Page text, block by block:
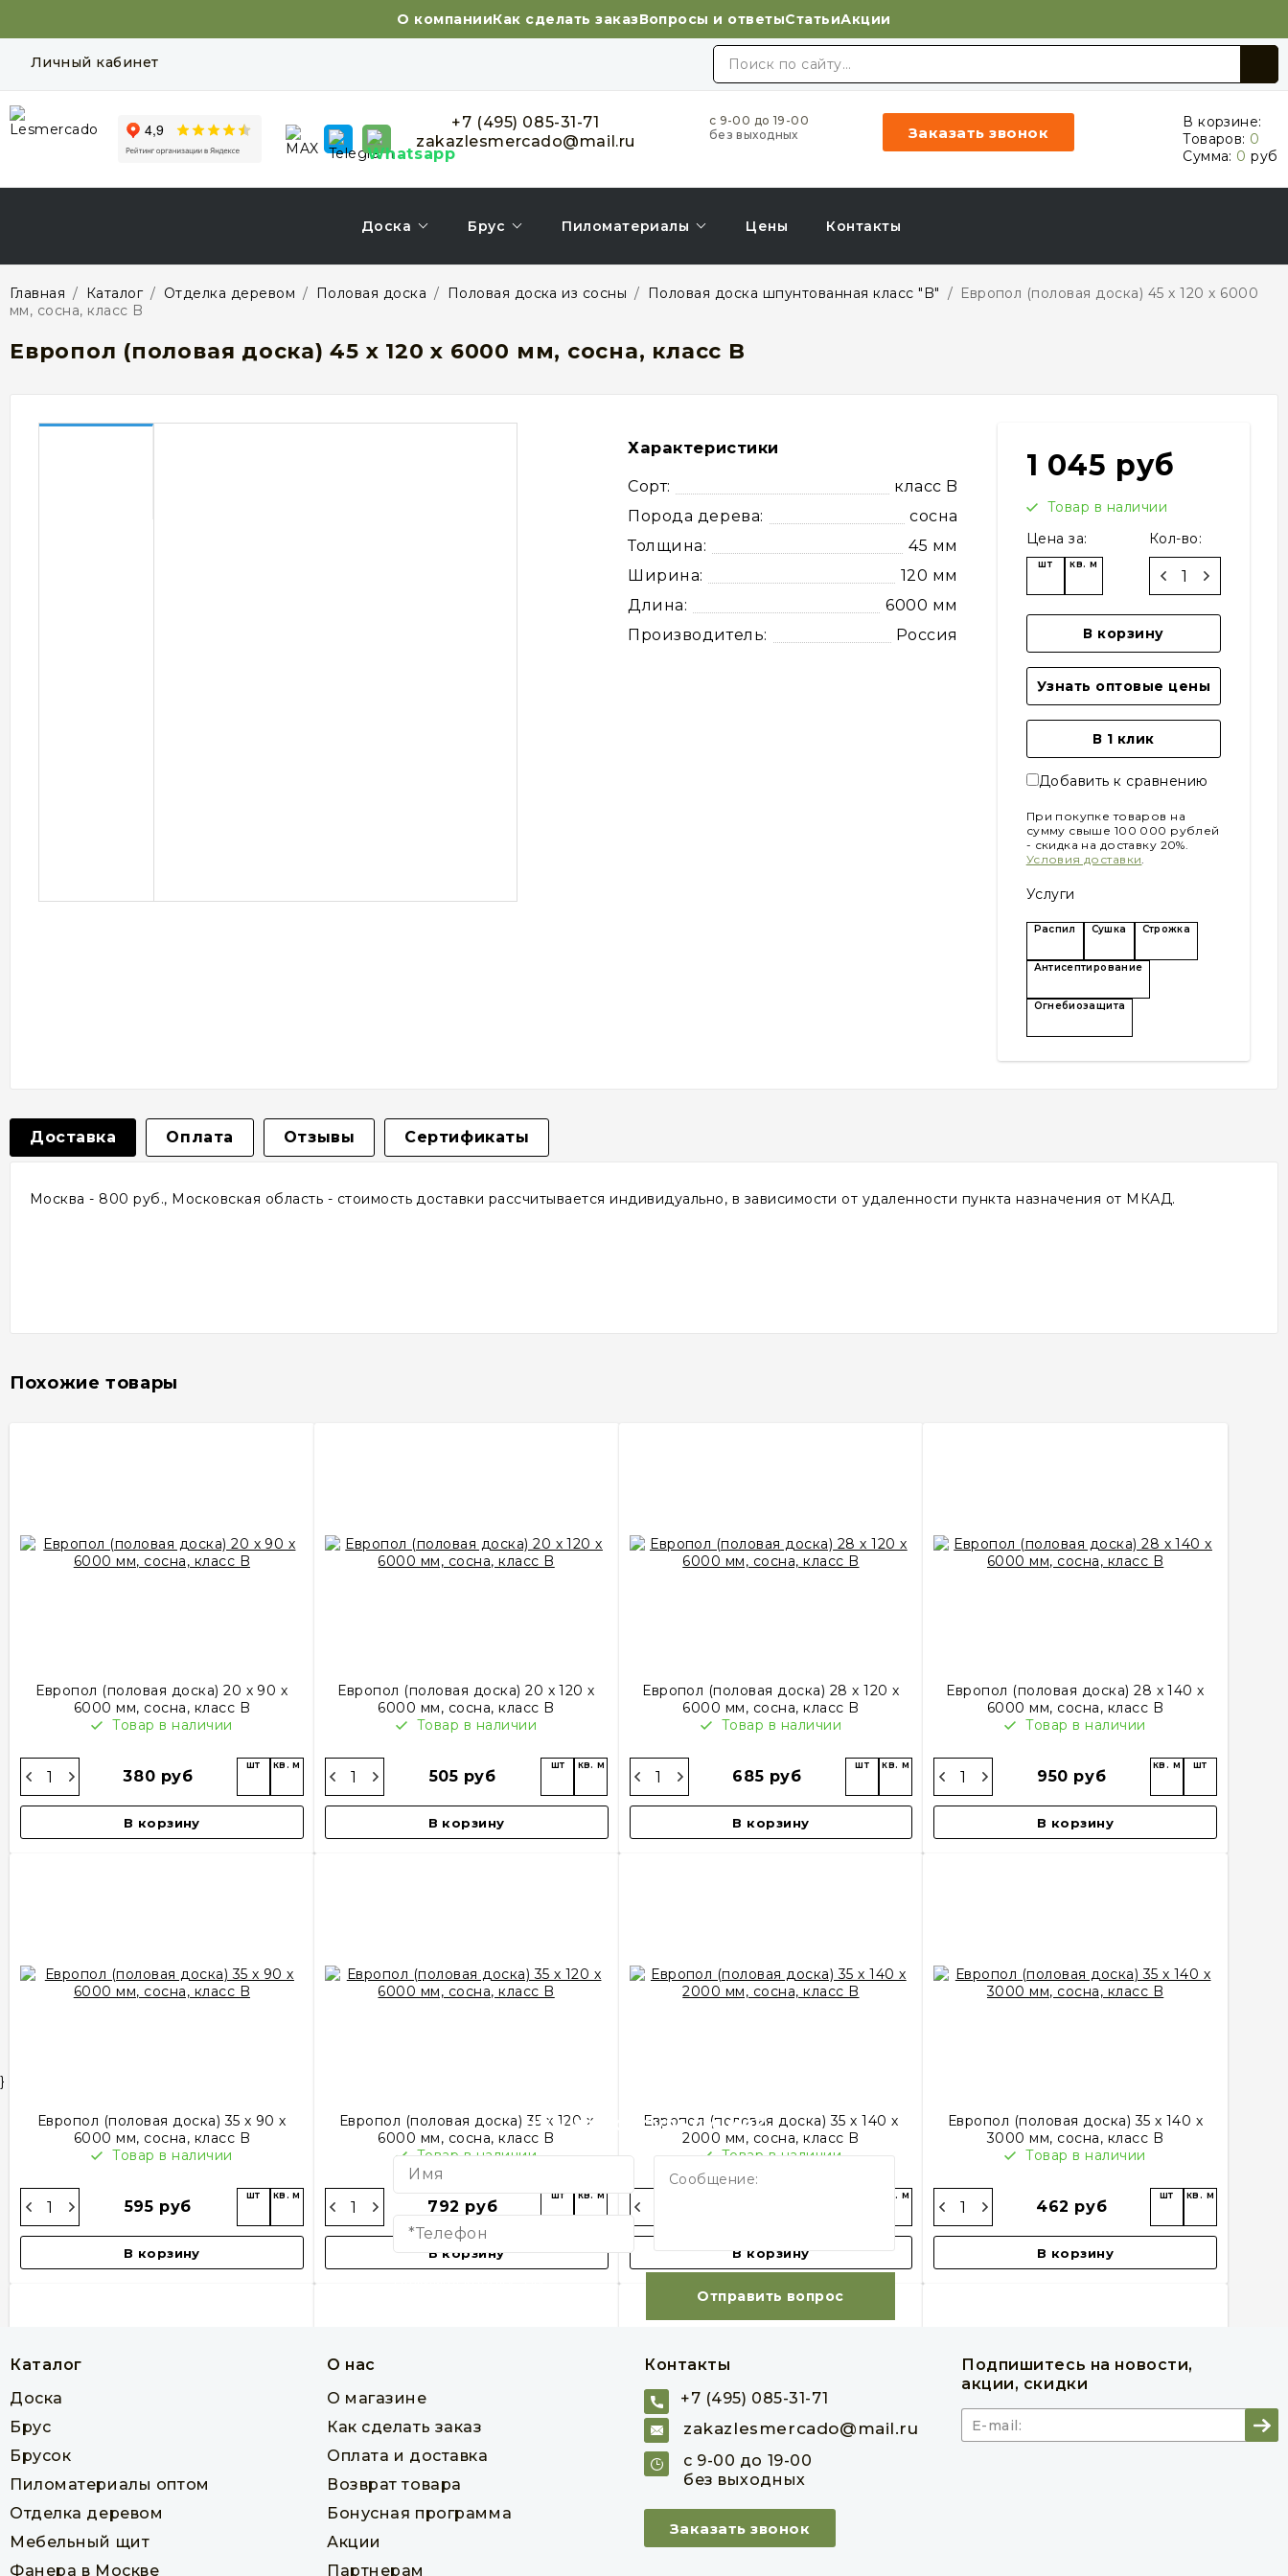
О компанииКак сделать заказВопросы и ответыСтатьиАкции
Личный кабинет
+7 (495) 085-31-71
zakazlesmercado@mail.ru
с 9-00 до 19-00
без выходных
Заказать звонок
В корзине:
Товаров: 0
Сумма: 0 руб
Доска Брус Пиломатериалы Цены Контакты
Главная / Каталог / Отделка деревом / Половая доска / Половая доска из сосны / Половая доска шпунтованная класс "B" / Европол (половая доска) 45 х 120 х 6000
мм, сосна, класс B
Европол (половая доска) 45 х 120 х 6000 мм, сосна, класс B
Характеристики
Сорт:
класс B
Порода дерева:
сосна
Толщина:
45 мм
Ширина:
120 мм
Длина:
6000 мм
Производитель:
Россия
1 045 руб
Товар в наличии
Цена за:
шт кв. м
Кол-во:
В корзину
Узнать оптовые цены
В 1 клик
Добавить к сравнению
При покупке товаров на
сумму свыше 100 000 рублей
- скидка на доставку 20%.
Условия доставки.
Услуги
Распил Сушка Строжка
Антисептирование
Огнебиозащита
Доставка Оплата Отзывы Сертификаты
Москва - 800 руб., Московская область - стоимость доставки рассчитывается индивидуально, в зависимости от удаленности пункта назначения от МКАД.
Похожие товары
Европол (половая доска) 20 х 90 х
6000 мм, сосна, класс B
Товар в наличии
380 руб
шт кв. м
В корзину
Европол (половая доска) 20 х 120 х
6000 мм, сосна, класс B
Товар в наличии
505 руб
шт кв. м
В корзину
Европол (половая доска) 28 х 120 х
6000 мм, сосна, класс B
Товар в наличии
685 руб
шт кв. м
В корзину
Европол (половая доска) 28 х 140 х
6000 мм, сосна, класс B
Товар в наличии
950 руб
кв. м шт
В корзину
Европол (половая доска) 35 х 90 х
6000 мм, сосна, класс B
Товар в наличии
595 руб
шт кв. м
В корзину
Европол (половая доска) 35 х 120 х
6000 мм, сосна, класс B
Товар в наличии
792 руб
шт кв. м
В корзину
Европол (половая доска) 35 х 140 х
2000 мм, сосна, класс B
Товар в наличии
кв. м
В корзину
Европол (половая доска) 35 х 140 х
3000 мм, сосна, класс B
Товар в наличии
462 руб
шт кв. м
В корзину
Европол (половая доска) 35 х 140 х
6000 мм, сосна, класс B
Европол (половая доска) 35 х 190 х
6000 мм, сосна, класс B
Европол (половая доска) 45 х 90 х
}
Нужна консультация?
Отправить вопрос
Каталог
Доска
Брус
Брусок
Пиломатериалы оптом
Отделка деревом
Мебельный щит
Фанера в Москве
О нас
О магазине
Как сделать заказ
Оплата и доставка
Возврат товара
Бонусная программа
Акции
Партнерам
Контакты
+7 (495) 085-31-71
zakazlesmercado@mail.ru
с 9-00 до 19-00
без выходных
Заказать звонок
Подпишитесь на новости,
акции, скидки